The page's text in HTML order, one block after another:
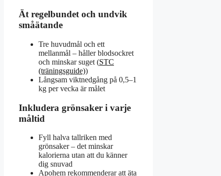
Ät regelbundet och undvik
småätande
Tre huvudmål och ett
mellanmål – håller blodsockret
och minskar suget (STC
(träningsguide))
Långsam viktnedgång på 0,5–1
kg per vecka är målet
Inkludera grönsaker i varje
måltid
Fyll halva tallriken med
grönsaker – det minskar
kalorierna utan att du känner
dig snuvad
Apohem rekommenderar att äta